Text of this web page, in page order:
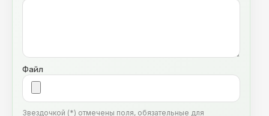
Файл
Звездочкой (*) отмечены поля, обязательные для